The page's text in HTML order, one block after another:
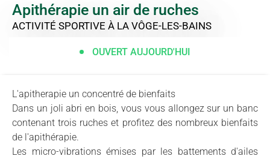
Apithérapie un air de ruches
ACTIVITÉ SPORTIVE À LA VÔGE-LES-BAINS
OUVERT AUJOURD'HUI
L'apitherapie un concentré de bienfaits
Dans un joli abri en bois, vous vous allongez sur un banc
contenant trois ruches et profitez des nombreux bienfaits
de l'apithérapie.
Les micro-vibrations émises par les battements d'ailes